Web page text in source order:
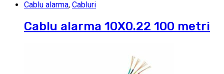
Cablu alarma, Cabluri
Cablu alarma 10X0.22 100 metri